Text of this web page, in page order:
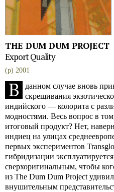
THE DUM DUM PROJECT
Export Quality
(p) 2001
В
данном случае вновь
скрещивания
индийского — колорита с
модностями. Весь вопрос в
итоговый продукт? Нет,
индиец на улицах
первых экспериментов
гибридизации
сверхоригинальным, чтобы
из The Dum Dum Project
внушительным